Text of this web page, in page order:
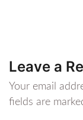
Leave a
Your email
fields are